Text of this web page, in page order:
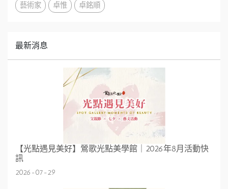
藝術家
卓惟 卓銘順
最新消息
【光點遇見美好】鶯歌光點美學館｜2026年8月活動快
訊
2026-07-29